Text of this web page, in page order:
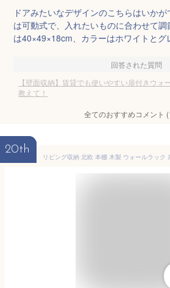
ドアみたいなデザインのこちらはいか
は可動式で、入れたいものに合わせて
は40×49×18cm、カラーはホワイトとグ
回答された質問
【壁面収納】賃貸でも使いやすい扉付きウォ
教えて！
全てのおすすめコメント (
20th